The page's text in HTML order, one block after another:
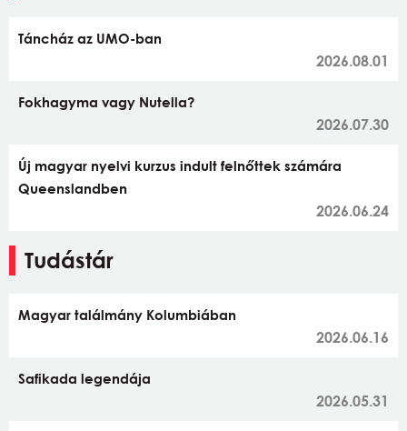
Táncház az UMO-ban
2026.08.01
Fokhagyma vagy Nutella?
2026.07.30
Új magyar nyelvi kurzus indult felnőttek számára
Queenslandben
2026.06.24
Tudástár
Magyar találmány Kolumbiában
2026.06.16
Safikada legendája
2026.05.31